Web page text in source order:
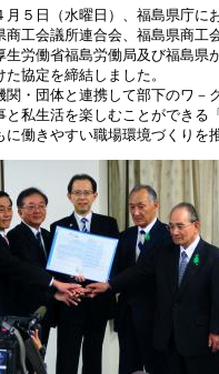
５日（水曜日）、福島県庁に
商工会議所連合会、福島県商工
生労働省福島労働局及び福島県
協定を締結しました。
・団体と連携して部下のワ－
と私生活を楽しむことができる
に働きやすい職場環境づくりを